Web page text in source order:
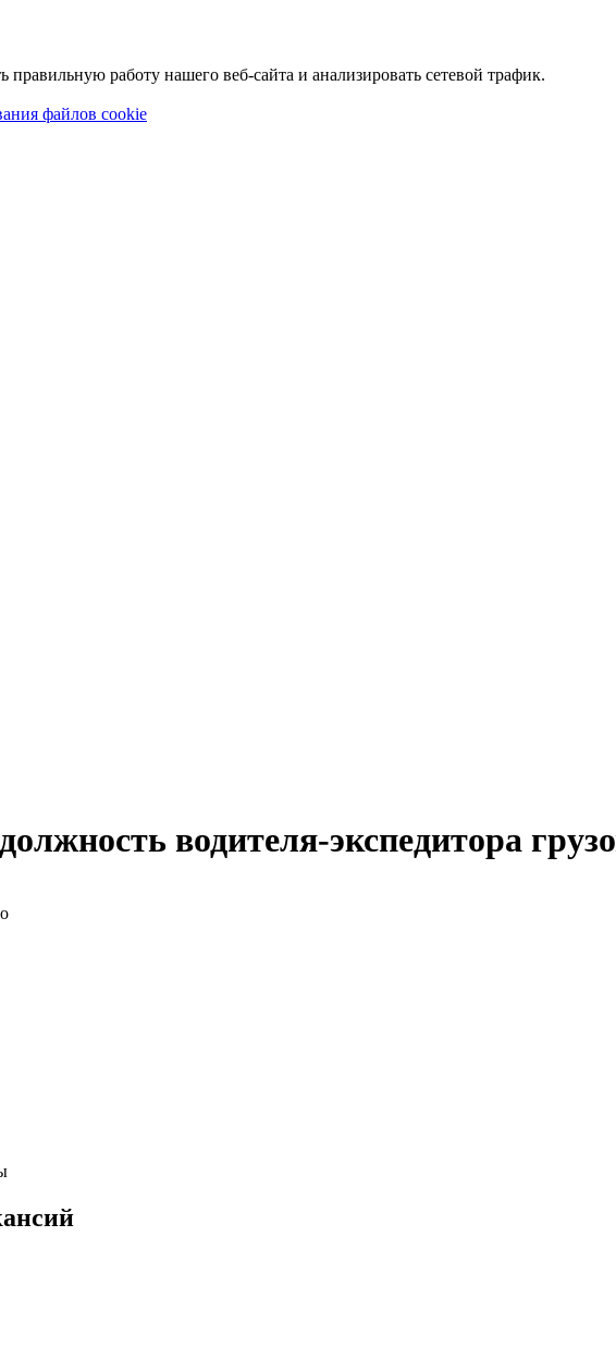
работу нашего веб-сайта и анализировать сетевой трафик.
файлов cookie
водителя-экспедитора